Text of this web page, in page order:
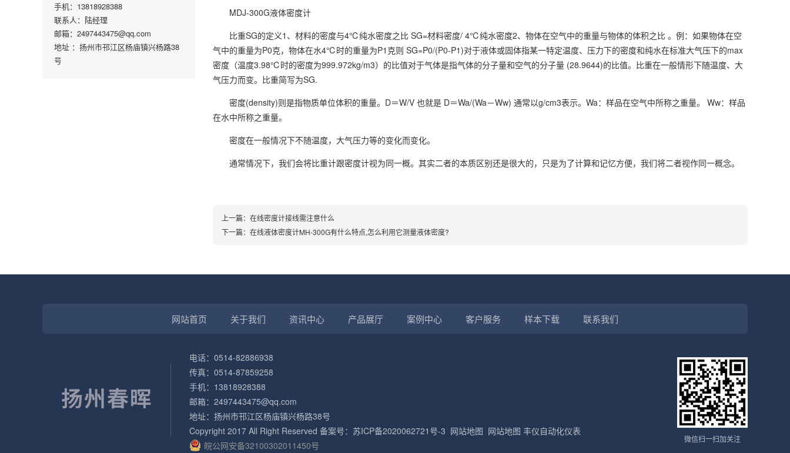
手机：13818928388
联系人：陆经理
邮箱：2497443475@qq.com
地址 ：扬州市邗江区杨庙镇兴杨路38
号
MDJ-300G液体密度计
比重SG的定义1、材料的密度与4℃纯水密度之比 SG=材料密度/ 4℃纯水密度2、物体在空气中的重量与物体的体积之比 。例：如果物体在空
气中的重量为P0克，物体在水4℃时的重量为P1克则 SG=P0/(P0-P1)对于液体或固体指某一特定温度、压力下的密度和纯水在标准大气压下的max
密度（温度3.98℃时的密度为999.972kg/m3）的比值对于气体是指气体的分子量和空气的分子量 (28.9644)的比值。比重在一般情形下随温度、大
气压力而变。比重简写为SG.
密度(density)则是指物质单位体积的重量。D＝W/V 也就是 D＝Wa/(Wa－Ww) 通常以g/cm3表示。Wa：样品在空气中所称之重量。 Ww：样品
在水中所称之重量。
密度在一般情况下不随温度，大气压力等的变化而变化。
通常情况下，我们会将比重计跟密度计视为同一概。其实二者的本质区别还是很大的，只是为了计算和记忆方便，我们将二者视作同一概念。
上一篇： 在线密度计接线需注意什么
下一篇： 在线液体密度计MH-300G有什么特点,怎么利用它测量液体密度?
网站首页 关于我们 资讯中心 产品展厅 案例中心 客户服务 样本下载 联系我们
微信扫一扫加关注
电话：0514-82886938
传真：0514-87859258
手机：13818928388
邮箱：2497443475@qq.com
地址：扬州市邗江区杨庙镇兴杨路38号
Copyright 2017 All Right Reserved 备案号： 苏ICP备2020062721号-3 网站地图 网站地图 丰仪自动化仪表
皖公网安备32100302011450号